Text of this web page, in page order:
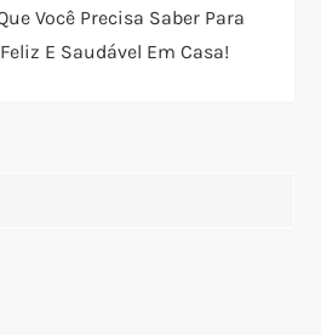
Você Precisa Saber Para
E Saudável Em Casa!